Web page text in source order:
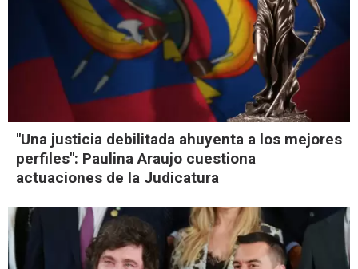
"Una justicia debilitada ahuyenta a los mejores
perfiles": Paulina Araujo cuestiona
actuaciones de la Judicatura